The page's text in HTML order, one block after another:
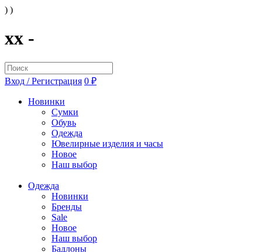
) )
xx -
Вход / Регистрация 0 ₽
Новинки
Сумки
Обувь
Одежда
Ювелирные изделия и часы
Новое
Наш выбор
Одежда
Новинки
Бренды
Sale
Новое
Наш выбор
Бадлоны